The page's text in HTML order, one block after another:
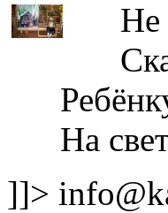
Не
Ребёнку
На
]]>